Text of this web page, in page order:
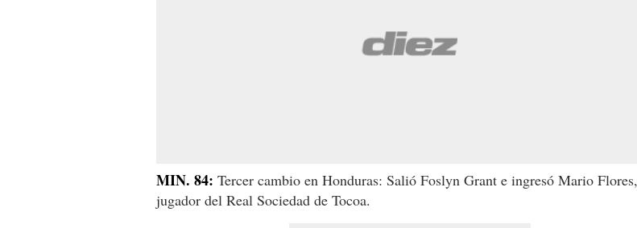
MIN. 84: Tercer cambio en Honduras: Salió Foslyn Grant e ingresó Mario Flores,
jugador del Real Sociedad de Tocoa.